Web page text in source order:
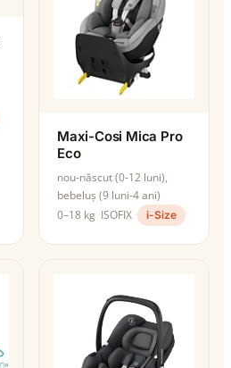
Maxi-Cosi Mica Pro
Eco
nou-născut (0-12 luni),
bebeluș (9 luni-4 ani)
0–18 kg ISOFIX i-Size